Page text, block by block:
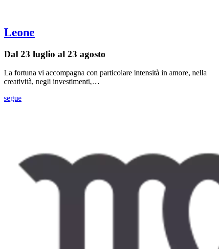
Leone
Dal 23 luglio al 23 agosto
La fortuna vi accompagna con particolare intensità in amore, nella
creatività, negli investimenti,…
segue